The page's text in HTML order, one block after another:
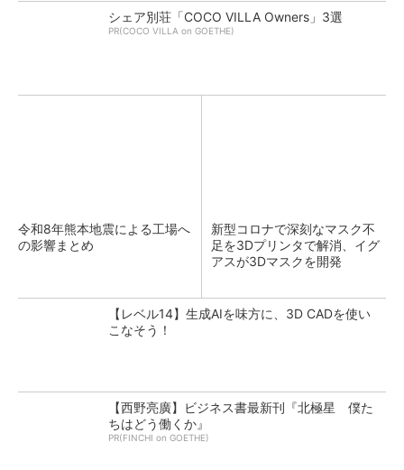
シェア別荘「COCO VILLA Owners」3選
PR(COCO VILLA on GOETHE)
令和8年熊本地震による工場へ
の影響まとめ
新型コロナで深刻なマスク不
足を3Dプリンタで解消、イグ
アスが3Dマスクを開発
【レベル14】生成AIを味方に、3D CADを使い
こなそう！
【西野亮廣】ビジネス書最新刊『北極星 僕た
ちはどう働くか』
PR(FINCHI on GOETHE)